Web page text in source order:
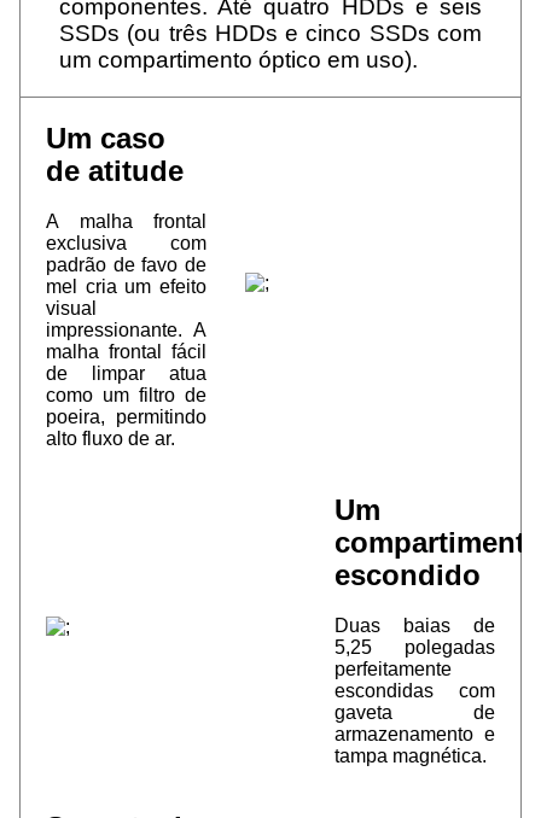
componentes. Até quatro HDDs e seis
SSDs (ou três HDDs e cinco SSDs com
um compartimento óptico em uso).
Um caso
de atitude
A malha frontal
exclusiva com
padrão de favo de
mel cria um efeito
visual
impressionante. A
malha frontal fácil
de limpar atua
como um filtro de
poeira, permitindo
alto fluxo de ar.
Um
escondido
Duas baias de
5,25 polegadas
perfeitamente
escondidas com
gaveta de
armazenamento e
tampa magnética.